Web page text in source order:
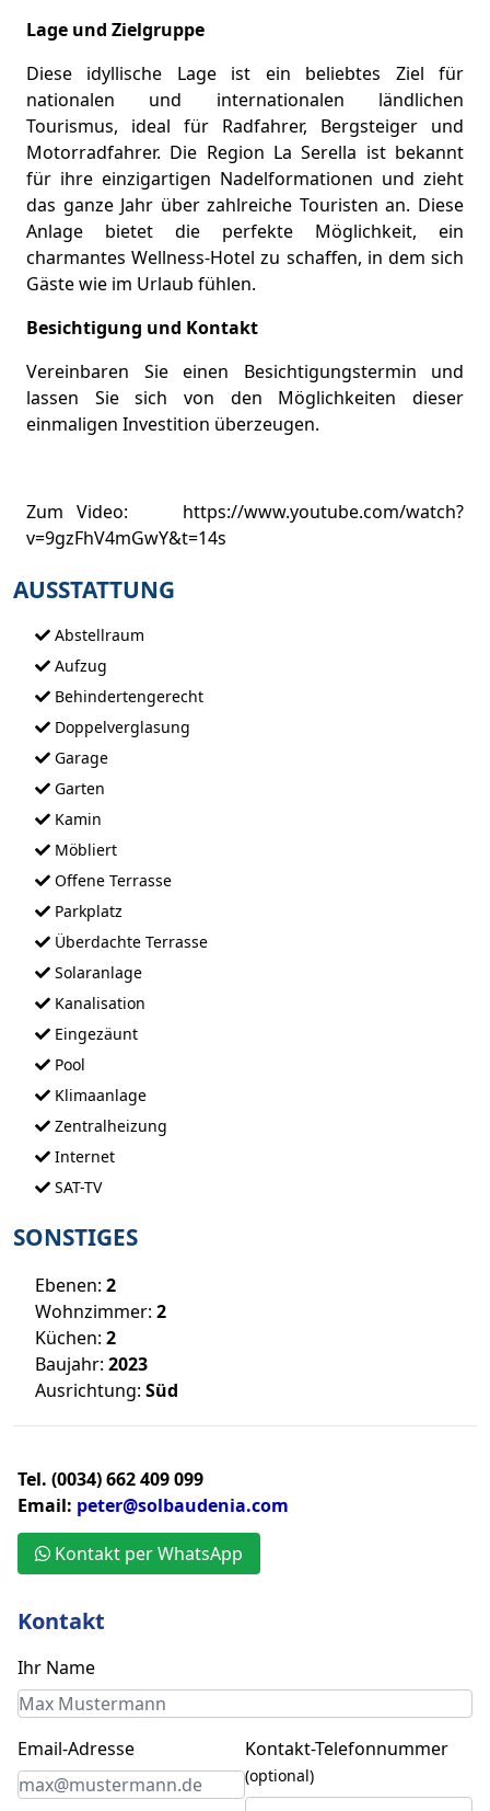
Lage und Zielgruppe
Diese idyllische Lage ist ein beliebtes Ziel für
nationalen und internationalen ländlichen
Tourismus, ideal für Radfahrer, Bergsteiger und
Motorradfahrer. Die Region La Serella ist bekannt
für ihre einzigartigen Nadelformationen und zieht
das ganze Jahr über zahlreiche Touristen an. Diese
Anlage bietet die perfekte Möglichkeit, ein
charmantes Wellness-Hotel zu schaffen, in dem sich
Gäste wie im Urlaub fühlen.
Besichtigung und Kontakt
Vereinbaren Sie einen Besichtigungstermin und
lassen Sie sich von den Möglichkeiten dieser
einmaligen Investition überzeugen.
Zum Video: https://www.youtube.com/watch?
v=9gzFhV4mGwY&t=14s
AUSSTATTUNG
Abstellraum
Aufzug
Behindertengerecht
Doppelverglasung
Garage
Garten
Kamin
Möbliert
Offene Terrasse
Parkplatz
Überdachte Terrasse
Solaranlage
Kanalisation
Eingezäunt
Pool
Klimaanlage
Zentralheizung
Internet
SAT-TV
SONSTIGES
Ebenen: 2
Wohnzimmer: 2
Küchen: 2
Baujahr: 2023
Ausrichtung: Süd
Tel. (0034) 662 409 099
Email: peter@solbaudenia.com
Kontakt per WhatsApp
Kontakt
Ihr Name
Email-Adresse Kontakt-Telefonnummer
(optional)